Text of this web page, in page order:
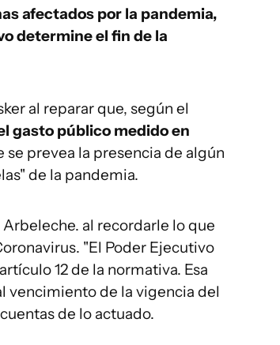
afectados por la pandemia,
determine el fin de la
al reparar que, según el
gasto público medido en
se prevea la presencia de algún
de la pandemia.
Arbeleche. al recordarle lo que
"El Poder Ejecutivo
12 de la normativa. Esa
vencimiento de la vigencia del
de lo actuado.